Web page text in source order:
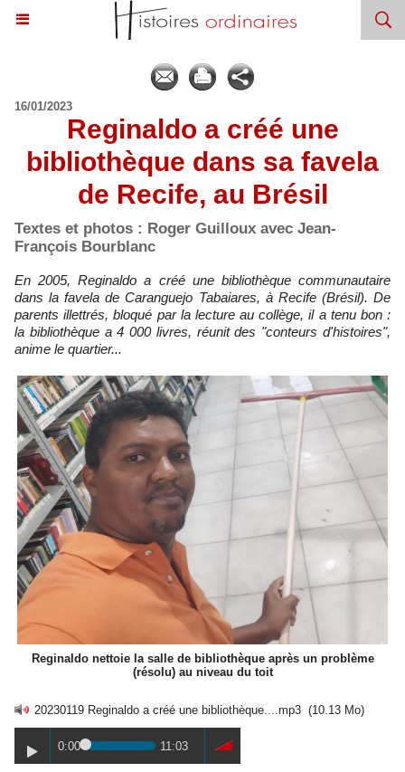
16/01/2023
Reginaldo a créé une
bibliothèque dans sa favela
de Recife, au Brésil
Textes et photos : Roger Guilloux avec Jean-
François Bourblanc
En 2005, Reginaldo a créé une bibliothèque communautaire
dans la favela de Caranguejo Tabaiares, à Recife (Brésil). De
parents illettrés, bloqué par la lecture au collège, il a tenu bon :
la bibliothèque a 4 000 livres, réunit des "conteurs d'histoires",
anime le quartier...
Reginaldo nettoie la salle de bibliothèque après un problème
(résolu) au niveau du toit
20230119 Reginaldo a créé une bibliothèque....mp3 (10.13 Mo)
0:00 11:03